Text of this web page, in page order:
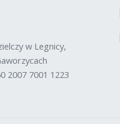
w Legnicy,
2007 7001 1223